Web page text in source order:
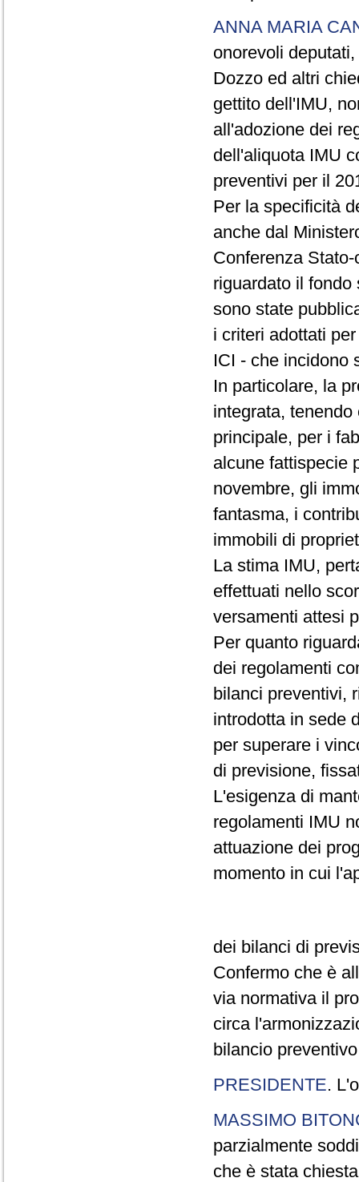
ANNA MARIA
onorevoli
Dozzo ed altri
gettito dell'IMU,
all'adozione dei
dell'aliquota IMU
preventivi per il
Per la specificità
anche dal
Conferenza
riguardato il
sono state
i criteri adottati
ICI - che incidono
In particolare, la
integrata,
principale, per i
alcune fattispecie
novembre, gli
fantasma, i
immobili di
La stima IMU,
effettuati nello
versamenti attesi
Per quanto
dei regolamenti
bilanci preventivi,
introdotta in sede
per superare i
di previsione,
L'esigenza di
regolamenti IMU
attuazione dei
momento in cui
dei bilanci di
Confermo che è
via normativa il
circa
bilancio
PRESIDENTE.
MASSIMO
parzialmente
che è stata